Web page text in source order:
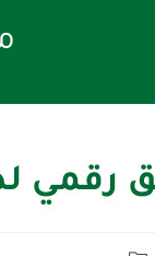
رقمي